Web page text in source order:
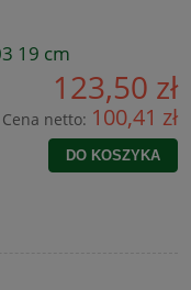
19 cm
123,50 zł
Cena netto: 100,41 zł
DO KOSZYKA